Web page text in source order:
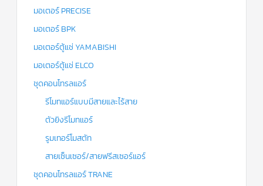
มอเตอร์ PRECISE
มอเตอร์ BPK
มอเตอร์ตู้แช่ YAMABISHI
มอเตอร์ตู้แช่ ELCO
ชุดคอนโทรลแอร์
รีโมทแอร์แบบมีสายและไร้สาย
ตัวยิงรีโมทแอร์
รูมเทอร์โมสตัท
สายเซ็นเซอร์/สายฟรีสเซอร์แอร์
ชุดคอนโทรลแอร์ TRANE